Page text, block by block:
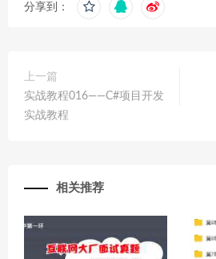
分享到：
上一篇
实战教程016——C#项目开发
实战教程
相关推荐